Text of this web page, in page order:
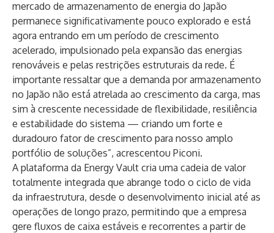
mercado de armazenamento de energia do Japão
permanece significativamente pouco explorado e está
agora entrando em um período de crescimento
acelerado, impulsionado pela expansão das energias
renováveis ​​e pelas restrições estruturais da rede. É
importante ressaltar que a demanda por armazenamento
no Japão não está atrelada ao crescimento da carga, mas
sim à crescente necessidade de flexibilidade, resiliência
e estabilidade do sistema — criando um forte e
duradouro fator de crescimento para nosso amplo
portfólio de soluções”, acrescentou Piconi.
A plataforma da Energy Vault cria uma cadeia de valor
totalmente integrada que abrange todo o ciclo de vida
da infraestrutura, desde o desenvolvimento inicial até as
operações de longo prazo, permitindo que a empresa
gere fluxos de caixa estáveis ​​e recorrentes a partir de